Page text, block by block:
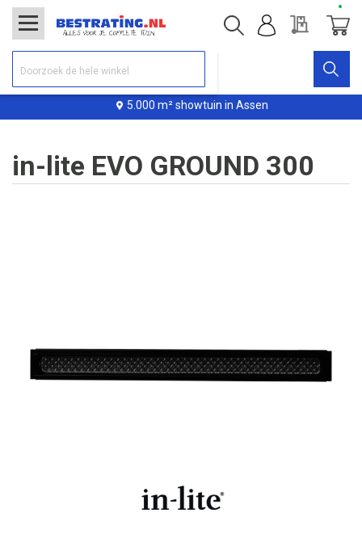
5.000 m² showtuin in Assen
Offerte
in-lite EVO GROUND 300